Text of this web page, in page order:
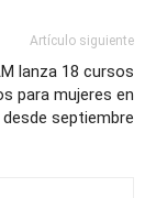
Artículo siguiente
lanza 18 cursos
para mujeres en
septiembre